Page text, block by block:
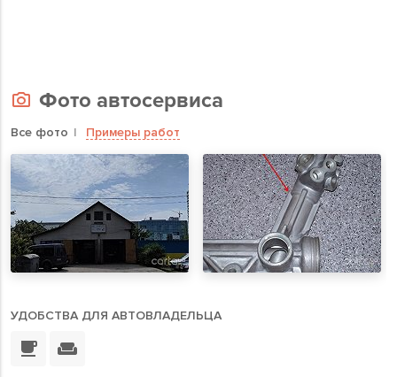
Фото автосервиса
Все фото Примеры работ
УДОБСТВА ДЛЯ АВТОВЛАДЕЛЬЦА